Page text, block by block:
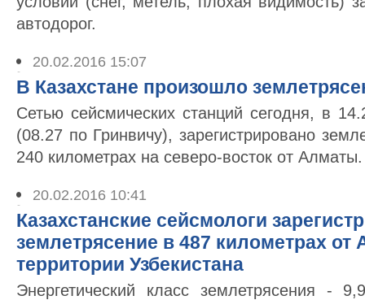
автодорог.
20.02.2016 15:07
В Казахстане произошло
Сетью сейсмических станций сегодня, в
(08.27 по Гринвичу), зарегистрировано
240 километрах на северо-восток от Алматы.
20.02.2016 10:41
Казахстанские сейсмологи
землетрясение в 487 километрах от
территории Узбекистана
Энергетический класс землетрясения -